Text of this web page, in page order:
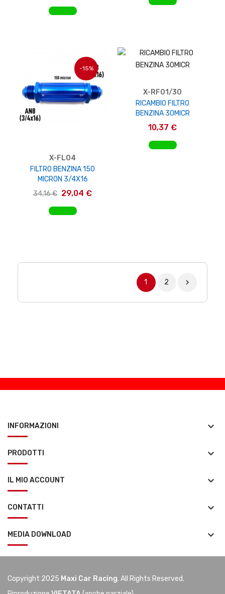
AGGIUNGI AL CARRELLO
-15%
X-FL04
FILTRO BENZINA 150
MICRON 3/4X16
34,16 € 29,04 €
AGGIUNGI AL CARRELLO
X-RF01/30
RICAMBIO FILTRO
BENZINA 30MICR
10,37 €
AGGIUNGI AL CARRELLO
1 2 
INFORMAZIONI keyboard_arrow_down
PRODOTTI keyboard_arrow_down
IL MIO ACCOUNT keyboard_arrow_down
CONTATTI keyboard_arrow_down
MEDIA DOWNLOAD keyboard_arrow_down
Copyright 2025 Maxi Car Racing. All Rights Reserved.